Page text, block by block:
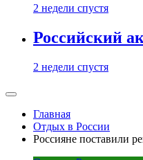
2 недели спустя
Российский
2 недели спустя
Главная
Отдых в России
Россияне поставили